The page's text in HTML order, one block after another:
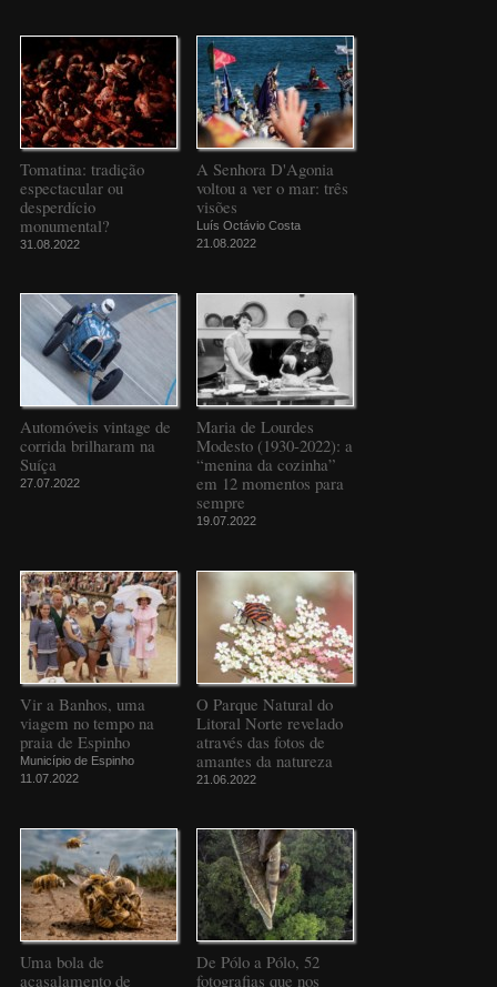
Tomatina: tradição
espectacular ou
desperdício
monumental?
31.08.2022
A Senhora D'Agonia
voltou a ver o mar: três
visões
Luís Octávio Costa
21.08.2022
Automóveis vintage de
corrida brilharam na
Suíça
27.07.2022
Maria de Lourdes
Modesto (1930-2022): a
“menina da cozinha”
em 12 momentos para
sempre
19.07.2022
Vir a Banhos, uma
viagem no tempo na
praia de Espinho
Município de Espinho
11.07.2022
O Parque Natural do
Litoral Norte revelado
através das fotos de
amantes da natureza
21.06.2022
Uma bola de
acasalamento de
De Pólo a Pólo, 52
fotografias que nos